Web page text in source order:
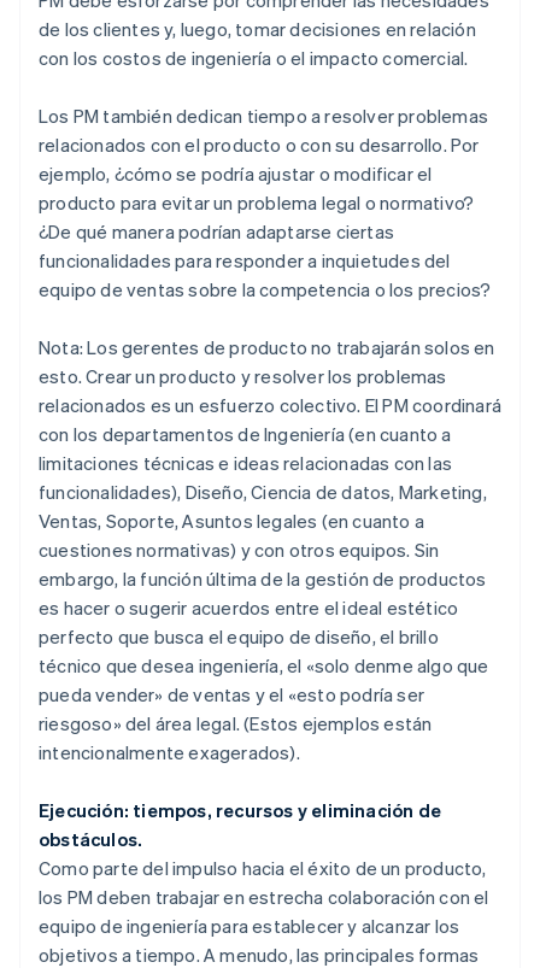
de los clientes y, luego, tomar decisiones en relación
con los costos de ingeniería o el impacto comercial.
Los PM también dedican tiempo a resolver problemas
relacionados con el producto o con su desarrollo. Por
ejemplo, ¿cómo se podría ajustar o modificar el
producto para evitar un problema legal o normativo?
¿De qué manera podrían adaptarse ciertas
funcionalidades para responder a inquietudes del
equipo de ventas sobre la competencia o los precios?
Nota: Los gerentes de producto no trabajarán solos en
esto. Crear un producto y resolver los problemas
relacionados es un esfuerzo colectivo. El PM coordinará
con los departamentos de Ingeniería (en cuanto a
limitaciones técnicas e ideas relacionadas con las
funcionalidades), Diseño, Ciencia de datos, Marketing,
Ventas, Soporte, Asuntos legales (en cuanto a
cuestiones normativas) y con otros equipos. Sin
embargo, la función última de la gestión de productos
es hacer o sugerir acuerdos entre el ideal estético
perfecto que busca el equipo de diseño, el brillo
técnico que desea ingeniería, el «solo denme algo que
pueda vender» de ventas y el «esto podría ser
riesgoso» del área legal. (Estos ejemplos están
intencionalmente exagerados).
Ejecución: tiempos, recursos y eliminación de
obstáculos.
Como parte del impulso hacia el éxito de un producto,
los PM deben trabajar en estrecha colaboración con el
equipo de ingeniería para establecer y alcanzar los
objetivos a tiempo. A menudo, las principales formas